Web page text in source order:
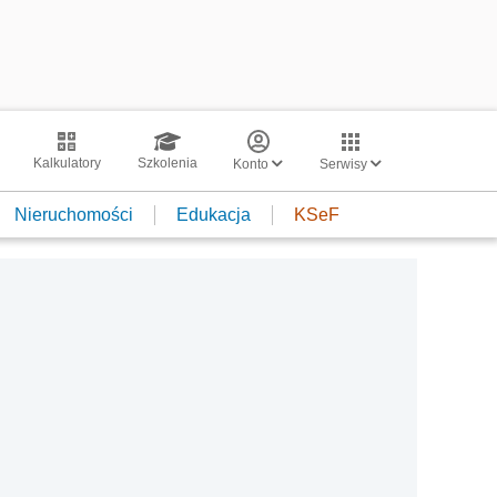
Kalkulatory Szkolenia Konto Serwisy
Nieruchomości Edukacja KSeF